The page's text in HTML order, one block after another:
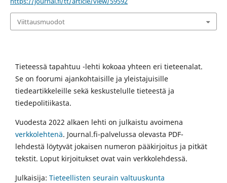
Viittausmuodot
Tieteessä tapahtuu -lehti kokoaa yhteen eri tieteenalat.
Se on foorumi ajankohtaisille ja yleistajuisille
tiedeartikkeleille sekä keskustelulle tieteestä ja
tiedepolitiikasta.
Vuodesta 2022 alkaen lehti on julkaistu avoimena
verkkolehtenä. Journal.fi-palvelussa olevasta PDF-
lehdestä löytyvät jokaisen numeron pääkirjoitus ja pitkät
tekstit. Loput kirjoitukset ovat vain verkkolehdessä.
Julkaisija: Tieteellisten seurain valtuuskunta